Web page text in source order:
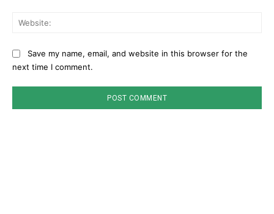
Save my name, email, and website in this browser for the
next time I comment.